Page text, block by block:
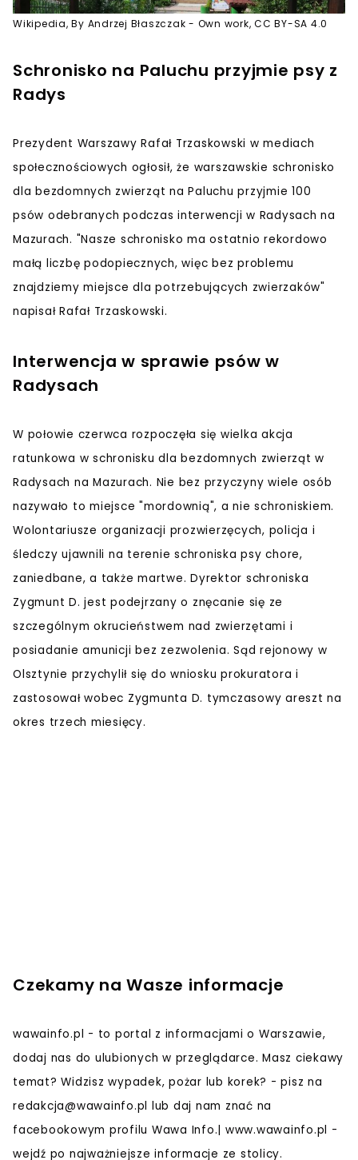
Wikipedia, By Andrzej Błaszczak - Own work, CC BY-SA 4.0
Schronisko na Paluchu przyjmie psy z
Radys
Prezydent Warszawy Rafał Trzaskowski w mediach
społecznościowych ogłosił, że warszawskie schronisko
dla bezdomnych zwierząt na Paluchu przyjmie 100
psów odebranych podczas interwencji w Radysach na
Mazurach. "Nasze schronisko ma ostatnio rekordowo
małą liczbę podopiecznych, więc bez problemu
znajdziemy miejsce dla potrzebujących zwierzaków"
napisał Rafał Trzaskowski.
Interwencja w sprawie psów w
Radysach
W połowie czerwca rozpoczęła się wielka akcja
ratunkowa w schronisku dla bezdomnych zwierząt w
Radysach na Mazurach. Nie bez przyczyny wiele osób
nazywało to miejsce "mordownią", a nie schroniskiem.
Wolontariusze organizacji prozwierzęcych, policja i
śledczy ujawnili na terenie schroniska psy chore,
zaniedbane, a także martwe. Dyrektor schroniska
Zygmunt D. jest podejrzany o znęcanie się ze
szczególnym okrucieństwem nad zwierzętami i
posiadanie amunicji bez zezwolenia. Sąd rejonowy w
Olsztynie przychylił się do wniosku prokuratora i
zastosował wobec Zygmunta D. tymczasowy areszt na
okres trzech miesięcy.
Czekamy na Wasze informacje
wawainfo.pl - to portal z informacjami o Warszawie,
dodaj nas do ulubionych w przeglądarce. Masz ciekawy
temat? Widzisz wypadek, pożar lub korek? - pisz na
redakcja@wawainfo.pl lub daj nam znać na
facebookowym profilu Wawa Info.| www.wawainfo.pl -
wejdź po najważniejsze informacje ze stolicy.